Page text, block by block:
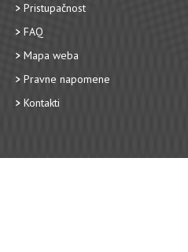
Pristupačnost
FAQ
Mapa weba
Pravne napomene
Kontakti